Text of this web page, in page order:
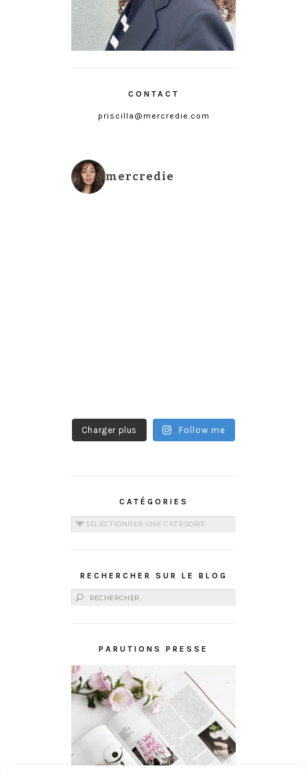
CONTACT
priscilla@mercredie.com
mercredie
Charger plus Follow me
CATÉGORIES
Catégories
RECHERCHER SUR LE BLOG
Rechercher :
PARUTIONS PRESSE